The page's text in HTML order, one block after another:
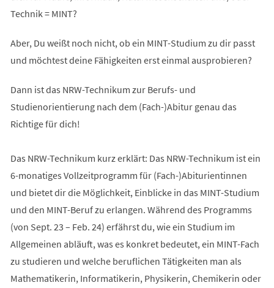
Technik = MINT?
Aber, Du weißt noch nicht, ob ein MINT-Studium zu dir passt
und möchtest deine Fähigkeiten erst einmal ausprobieren?
Dann ist das NRW-Technikum zur Berufs- und
Studienorientierung nach dem (Fach-)Abitur genau das
Richtige für dich!
Das NRW-Technikum kurz erklärt: Das NRW-Technikum ist ein
6-monatiges Vollzeitprogramm für (Fach-)Abiturientinnen
und bietet dir die Möglichkeit, Einblicke in das MINT-Studium
und den MINT-Beruf zu erlangen. Während des Programms
(von Sept. 23 – Feb. 24) erfährst du, wie ein Studium im
Allgemeinen abläuft, was es konkret bedeutet, ein MINT-Fach
zu studieren und welche beruflichen Tätigkeiten man als
Mathematikerin, Informatikerin, Physikerin, Chemikerin oder